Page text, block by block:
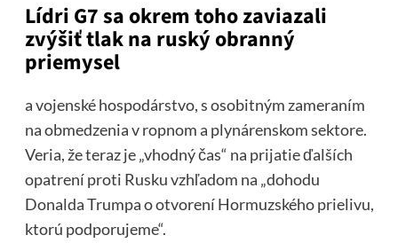
Lídri G7 sa okrem toho zaviazali
zvýšiť tlak na ruský obranný
priemysel
a vojenské hospodárstvo, s osobitným zameraním
na obmedzenia v ropnom a plynárenskom sektore.
Veria, že teraz je „vhodný čas“ na prijatie ďalších
opatrení proti Rusku vzhľadom na „dohodu
Donalda Trumpa o otvorení Hormuzského prielivu,
ktorú podporujeme“.